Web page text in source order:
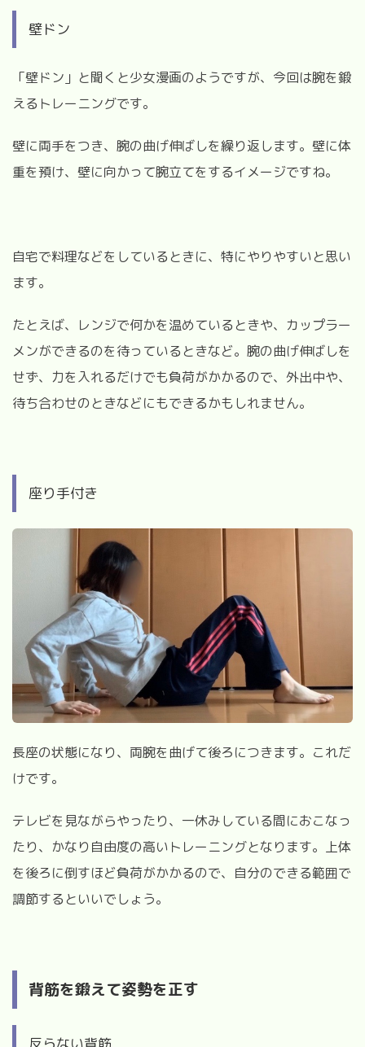
壁ドン
「壁ドン」と聞くと少女漫画のようですが、今回は腕を鍛
えるトレーニングです。
壁に両手をつき、腕の曲げ伸ばしを繰り返します。壁に体
重を預け、壁に向かって腕立てをするイメージですね。
自宅で料理などをしているときに、特にやりやすいと思い
ます。
たとえば、レンジで何かを温めているときや、カップラー
メンができるのを待っているときなど。腕の曲げ伸ばしを
せず、力を入れるだけでも負荷がかかるので、外出中や、
待ち合わせのときなどにもできるかもしれません。
座り手付き
長座の状態になり、両腕を曲げて後ろにつきます。これだ
けです。
テレビを見ながらやったり、一休みしている間におこなっ
たり、かなり自由度の高いトレーニングとなります。上体
を後ろに倒すほど負荷がかかるので、自分のできる範囲で
調節するといいでしょう。
背筋を鍛えて姿勢を正す
反らない背筋